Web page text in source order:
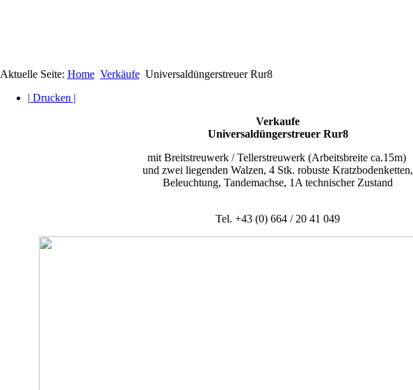
Aktuelle Seite: Home Verkäufe Universaldüngerstreuer Rur8
| Drucken |
Verkaufe
Universaldüngerstreuer Rur8
mit Breitstreuwerk / Tellerstreuwerk (Arbeitsbreite ca.15m)
und zwei liegenden Walzen, 4 Stk. robuste Kratzbodenketten,
Beleuchtung, Tandemachse, 1A technischer Zustand
Tel. +43 (0) 664 / 20 41 049